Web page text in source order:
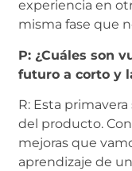
experiencia en
misma fase que
P: ¿Cuáles son
futuro a corto y
R: Esta
del producto.
mejoras que
aprendizaje de